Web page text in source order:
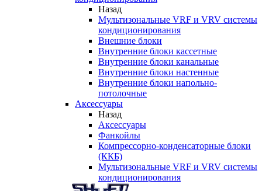
Назад
Мультизональные VRF и VRV системы
кондиционирования
Внешние блоки
Внутренние блоки кассетные
Внутренние блоки канальные
Внутренние блоки настенные
Внутренние блоки напольно-
потолочные
Аксессуары
Назад
Аксессуары
Фанкойлы
Компрессорно-конденсаторные блоки
(ККБ)
Мультизональные VRF и VRV системы
кондиционирования